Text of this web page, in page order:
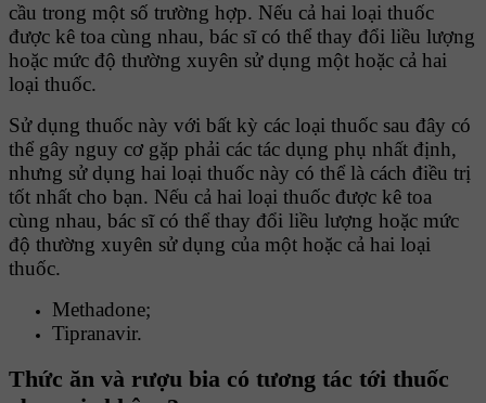
cầu trong một số trường hợp. Nếu cả hai loại thuốc
được kê toa cùng nhau, bác sĩ có thể thay đổi liều lượng
hoặc mức độ thường xuyên sử dụng một hoặc cả hai
loại thuốc.
Sử dụng thuốc này với bất kỳ các loại thuốc sau đây có
thể gây nguy cơ gặp phải các tác dụng phụ nhất định,
nhưng sử dụng hai loại thuốc này có thể là cách điều trị
tốt nhất cho bạn. Nếu cả hai loại thuốc được kê toa
cùng nhau, bác sĩ có thể thay đổi liều lượng hoặc mức
độ thường xuyên sử dụng của một hoặc cả hai loại
thuốc.
Methadone;
Tipranavir.
Thức ăn và rượu bia có tương tác tới thuốc